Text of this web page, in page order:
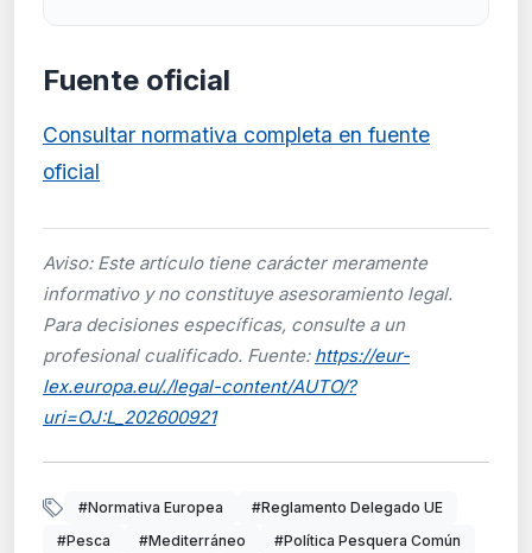
Fuente oficial
Consultar normativa completa en fuente
oficial
Aviso: Este artículo tiene carácter meramente
informativo y no constituye asesoramiento legal.
Para decisiones específicas, consulte a un
profesional cualificado. Fuente: https://eur-
lex.europa.eu/./legal-content/AUTO/?
uri=OJ:L_202600921
#Normativa Europea
#Reglamento Delegado UE
#Pesca
#Mediterráneo
#Política Pesquera Común